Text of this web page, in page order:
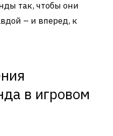
так, чтобы они
– и вперед, к
в игровом